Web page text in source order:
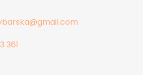
@gmail.com
361